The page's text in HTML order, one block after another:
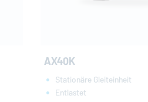
AX40K
Stationäre Gleiteinheit
Entlastet